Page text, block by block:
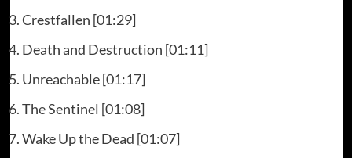
Crestfallen [01:29]
Death and Destruction [01:11]
Unreachable [01:17]
The Sentinel [01:08]
Wake Up the Dead [01:07]